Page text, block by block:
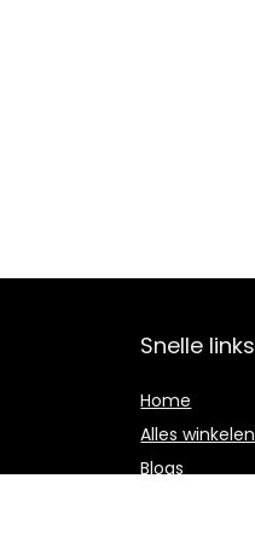
Snelle links
Home
Alles winkelen
Blogs